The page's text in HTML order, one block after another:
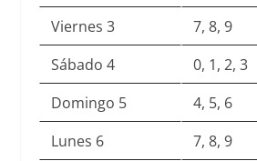
Viernes 3
7, 8, 9
Sábado 4
0, 1, 2, 3
Domingo 5
4, 5, 6
Lunes 6
7, 8, 9